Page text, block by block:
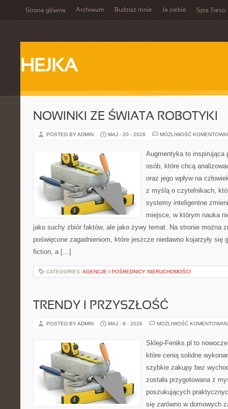
Strona główna Archiwum Budzisz mnie Ja ciebie Spis Treści
HEJKA
NOWINKI ZE ŚWIATA ROBOTYKI
POSTED BY ADMIN MAJ - 20 - 2026 MOŻLIWOŚĆ
Augmentyka to inspirująca
osób, które chcą
oraz jego wpływ na
z myślą o czytelnikach,
systemy inteligentne
miejsce, w którym nauka
jako suchy zbiór faktów, ale jako żywy temat. Na stronie można
poświęcone zagadnieniom, które jeszcze niedawno kojarzyły się
fiction, a […]
CATEGORIES: AGENCJE I POŚREDNICY NIERUCHOMOŚCI
TRENDY I PRZYSZŁOŚĆ
POSTED BY ADMIN MAJ - 8 - 2026 MOŻLIWOŚĆ
Sklep-Feniks.pl to
które cenią solidne
szybkie zakupy bez
została przygotowana z
poszukujących
się zarówno w domowych